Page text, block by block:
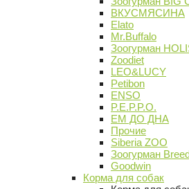
ВКУСМЯСИНА
Elato
Mr.Buffalo
Зоогурман
Zoodiet
LEO&LUCY
Petibon
ENSO
P.E.P.P.O.
ЕМ ДО ДНА
Прочие
Siberia ZOO
Зоогурман
Goodwin
Корма для собак